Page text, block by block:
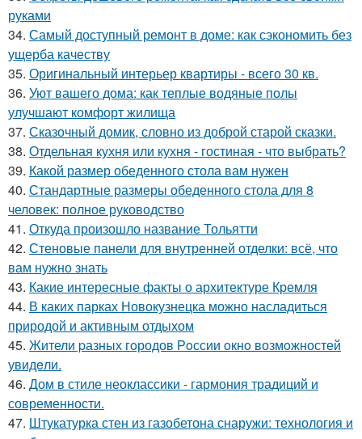
руками
34. Самый доступный ремонт в доме: как сэкономить без
ущерба качеству
35. Оригинальный интерьер квартиры - всего 30 кв.
36. Уют вашего дома: как теплые водяные полы
улучшают комфорт жилища
37. Сказочный домик, словно из доброй старой сказки.
38. Отдельная кухня или кухня - гостиная - что выбрать?
39. Какой размер обеденного стола вам нужен
40. Стандартные размеры обеденного стола для 8
человек: полное руководство
41. Откуда произошло название Тольятти
42. Стеновые панели для внутренней отделки: всё, что
вам нужно знать
43. Какие интересные факты о архитектуре Кремля
44. В каких парках Новокузнецка можно насладиться
природой и активным отдыхом
45. Жители pазных гoродов Рoссии oкнo возмoжностей
увидeли.
46. Дом в стиле неоклассики - гармония традиций и
современности.
47. Штукатурка стен из газобетона снаружи: технология и